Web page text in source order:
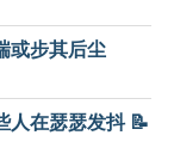
或步其后尘
人在瑟瑟发抖 📝